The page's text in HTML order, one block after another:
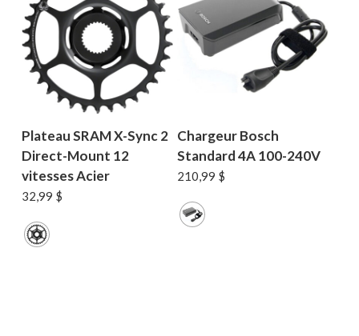
Plateau SRAM X-Sync 2
Direct-Mount 12
vitesses Acier
32,99 $
Chargeur Bosch
Standard 4A 100-240V
210,99 $